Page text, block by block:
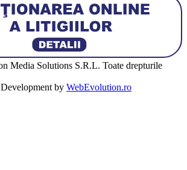
Media Solutions S.R.L. Toate drepturile
by WebEvolution.ro